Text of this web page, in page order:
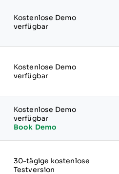
Kostenlose Demo
verfügbar
Kostenlose Demo
verfügbar
Kostenlose Demo
verfügbar
Book Demo
30-tägige kostenlose
Testversion